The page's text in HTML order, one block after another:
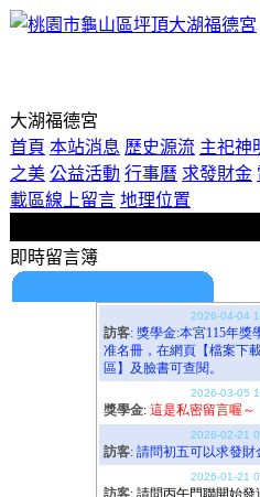
大湖福德宮
首頁 本站消息 歷史源流 主祀神
之美 公益活動 行事曆 求發財金
載區線上留言 地理位置
即時留言簿